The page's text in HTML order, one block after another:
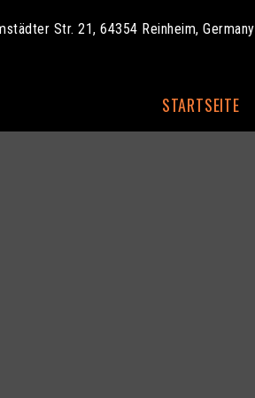
Str. 21, 64354 Reinheim, Germany
STARTSEITE